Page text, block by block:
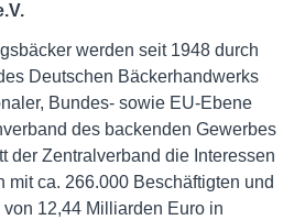
werden seit 1948 durch
Deutschen Bäckerhandwerks
Bundes- sowie EU-Ebene
des backenden Gewerbes
der Zentralverband die Interessen
mit ca. 266.000 Beschäftigten und
12,44 Milliarden Euro in